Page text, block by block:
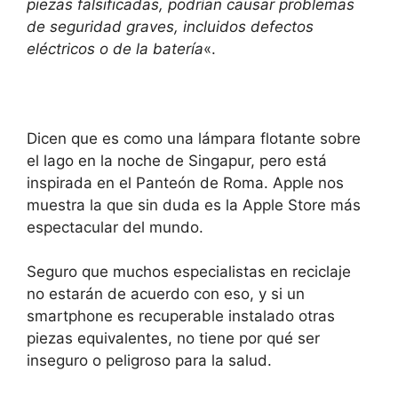
piezas falsificadas, podrían causar problemas
de seguridad graves, incluidos defectos
eléctricos o de la batería«.
Dicen que es como una lámpara flotante sobre
el lago en la noche de Singapur, pero está
inspirada en el Panteón de Roma. Apple nos
muestra la que sin duda es la Apple Store más
espectacular del mundo.
Seguro que muchos especialistas en reciclaje
no estarán de acuerdo con eso, y si un
smartphone es recuperable instalado otras
piezas equivalentes, no tiene por qué ser
inseguro o peligroso para la salud.